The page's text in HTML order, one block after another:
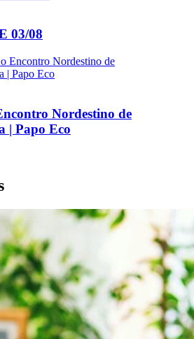
03/08
Nordestino de
| Papo Eco